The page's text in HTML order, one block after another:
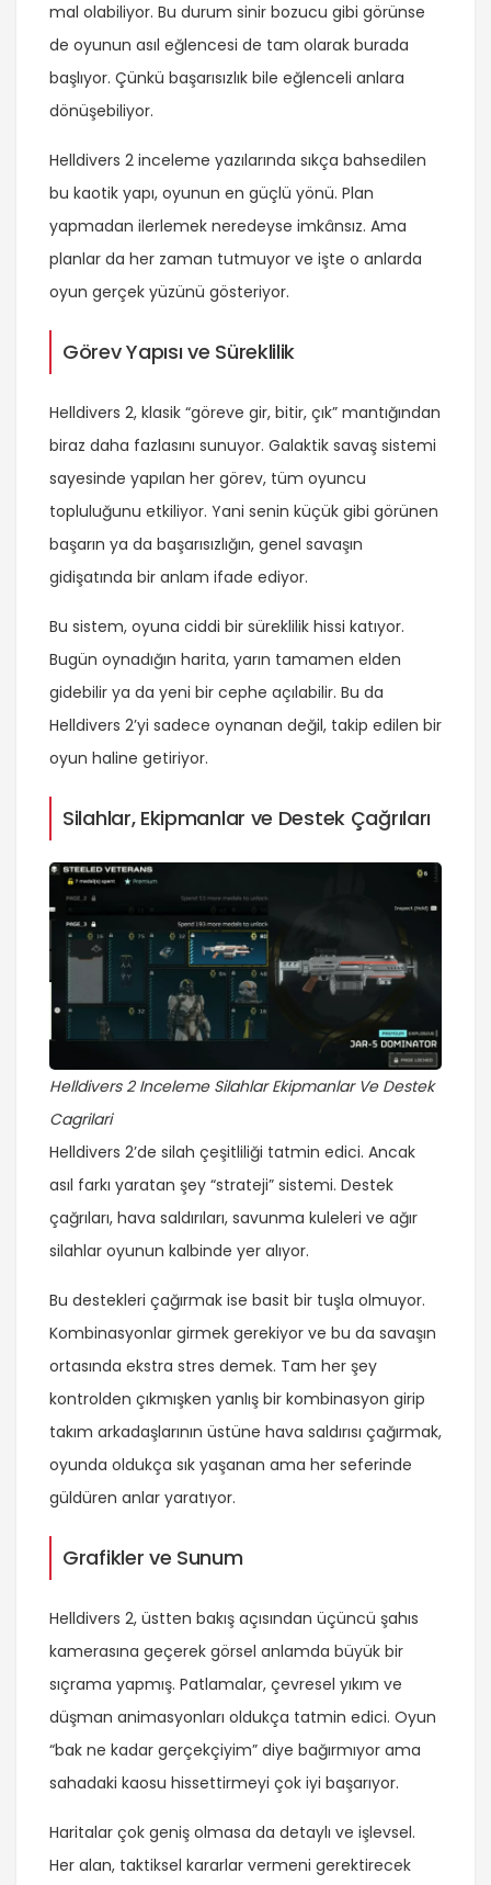
mal olabiliyor. Bu durum sinir bozucu gibi görünse
de oyunun asıl eğlencesi de tam olarak burada
başlıyor. Çünkü başarısızlık bile eğlenceli anlara
dönüşebiliyor.
Helldivers 2 inceleme yazılarında sıkça bahsedilen
bu kaotik yapı, oyunun en güçlü yönü. Plan
yapmadan ilerlemek neredeyse imkânsız. Ama
planlar da her zaman tutmuyor ve işte o anlarda
oyun gerçek yüzünü gösteriyor.
Görev Yapısı ve Süreklilik
Helldivers 2, klasik “göreve gir, bitir, çık” mantığından
biraz daha fazlasını sunuyor. Galaktik savaş sistemi
sayesinde yapılan her görev, tüm oyuncu
topluluğunu etkiliyor. Yani senin küçük gibi görünen
başarın ya da başarısızlığın, genel savaşın
gidişatında bir anlam ifade ediyor.
Bu sistem, oyuna ciddi bir süreklilik hissi katıyor.
Bugün oynadığın harita, yarın tamamen elden
gidebilir ya da yeni bir cephe açılabilir. Bu da
Helldivers 2’yi sadece oynanan değil, takip edilen bir
oyun haline getiriyor.
Silahlar, Ekipmanlar ve Destek Çağrıları
Helldivers 2 Inceleme Silahlar Ekipmanlar Ve Destek
Cagrilari
Helldivers 2’de silah çeşitliliği tatmin edici. Ancak
asıl farkı yaratan şey “strateji” sistemi. Destek
çağrıları, hava saldırıları, savunma kuleleri ve ağır
silahlar oyunun kalbinde yer alıyor.
Bu destekleri çağırmak ise basit bir tuşla olmuyor.
Kombinasyonlar girmek gerekiyor ve bu da savaşın
ortasında ekstra stres demek. Tam her şey
kontrolden çıkmışken yanlış bir kombinasyon girip
takım arkadaşlarının üstüne hava saldırısı çağırmak,
oyunda oldukça sık yaşanan ama her seferinde
güldüren anlar yaratıyor.
Grafikler ve Sunum
Helldivers 2, üstten bakış açısından üçüncü şahıs
kamerasına geçerek görsel anlamda büyük bir
sıçrama yapmış. Patlamalar, çevresel yıkım ve
düşman animasyonları oldukça tatmin edici. Oyun
“bak ne kadar gerçekçiyim” diye bağırmıyor ama
sahadaki kaosu hissettirmeyi çok iyi başarıyor.
Haritalar çok geniş olmasa da detaylı ve işlevsel.
Her alan, taktiksel kararlar vermeni gerektirecek